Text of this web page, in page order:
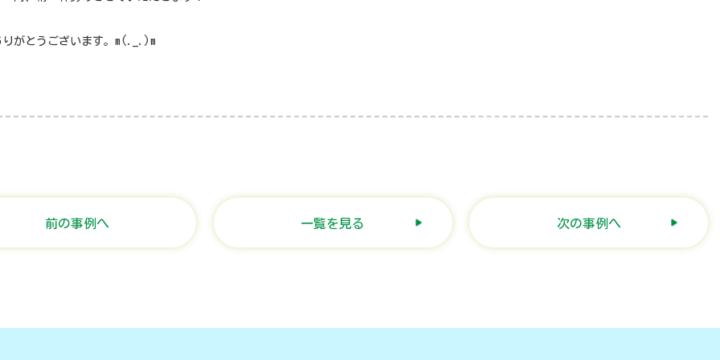
りがとうございます。m(._.)m
前の事例へ 次の事例へ
一覧を見る